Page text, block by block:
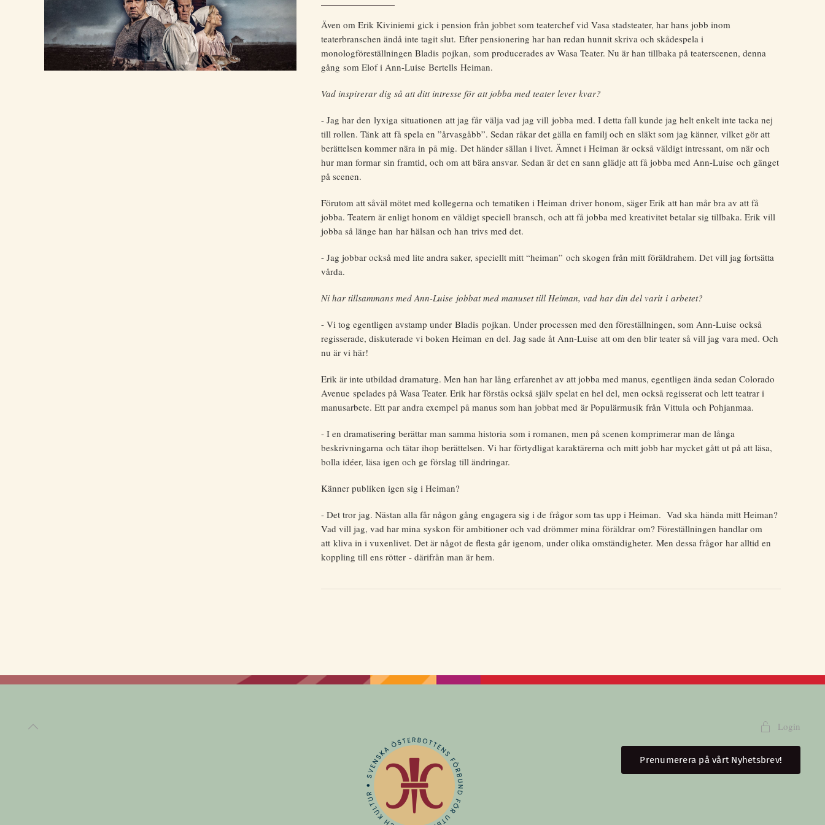
Även om Erik Kiviniemi gick i pension från jobbet som teaterchef vid Vasa stadsteater, har hans jobb inom
teaterbranschen ändå inte tagit slut. Efter pensionering har han redan hunnit skriva och skådespela i
monologföreställningen Bladis pojkan, som producerades av Wasa Teater. Nu är han tillbaka på teaterscenen, denna
gång som Elof i Ann-Luise Bertells Heiman.
Vad inspirerar dig så att ditt intresse för att jobba med teater lever kvar?
- Jag har den lyxiga situationen att jag får välja vad jag vill jobba med. I detta fall kunde jag helt enkelt inte tacka nej
till rollen. Tänk att få spela en ”årvasgåbb”. Sedan råkar det gälla en familj och en släkt som jag känner, vilket gör att
berättelsen kommer nära in på mig. Det händer sällan i livet. Ämnet i Heiman är också väldigt intressant, om när och
hur man formar sin framtid, och om att bära ansvar. Sedan är det en sann glädje att få jobba med Ann-Luise och gänget
på scenen.
Förutom att såväl mötet med kollegerna och tematiken i Heiman driver honom, säger Erik att han mår bra av att få
jobba. Teatern är enligt honom en väldigt speciell bransch, och att få jobba med kreativitet betalar sig tillbaka. Erik vill
jobba så länge han har hälsan och han trivs med det.
- Jag jobbar också med lite andra saker, speciellt mitt “heiman” och skogen från mitt föräldrahem. Det vill jag fortsätta
vårda.
Ni har tillsammans med Ann-Luise jobbat med manuset till Heiman, vad har din del varit i arbetet?
- Vi tog egentligen avstamp under Bladis pojkan. Under processen med den föreställningen, som Ann-Luise också
regisserade, diskuterade vi boken Heiman en del. Jag sade åt Ann-Luise att om den blir teater så vill jag vara med. Och
nu är vi här!
Erik är inte utbildad dramaturg. Men han har lång erfarenhet av att jobba med manus, egentligen ända sedan Colorado
Avenue spelades på Wasa Teater. Erik har förstås också själv spelat en hel del, men också regisserat och lett teatrar i
manusarbete. Ett par andra exempel på manus som han jobbat med är Populärmusik från Vittula och Pohjanmaa.
- I en dramatisering berättar man samma historia som i romanen, men på scenen komprimerar man de långa
beskrivningarna och tätar ihop berättelsen. Vi har förtydligat karaktärerna och mitt jobb har mycket gått ut på att läsa,
bolla idéer, läsa igen och ge förslag till ändringar.
Känner publiken igen sig i Heiman?
- Det tror jag. Nästan alla får någon gång engagera sig i de frågor som tas upp i Heiman. Vad ska hända mitt Heiman?
Vad vill jag, vad har mina syskon för ambitioner och vad drömmer mina föräldrar om? Föreställningen handlar om
att kliva in i vuxenlivet. Det är något de flesta går igenom, under olika omständigheter. Men dessa frågor har alltid en
koppling till ens rötter - därifrån man är hem.
Login
Prenumerera på vårt Nyhetsbrev!